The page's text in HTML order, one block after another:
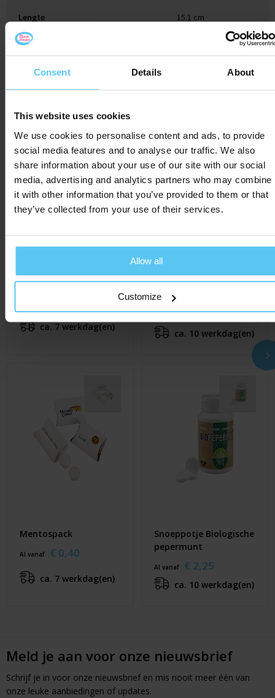
Consent Details About
This website uses cookies
We use cookies to personalise content and ads, to provide
social media features and to analyse our traffic. We also
share information about your use of our site with our social
media, advertising and analytics partners who may combine
it with other information that you’ve provided to them or that
they’ve collected from your use of their services.
Allow all
Customize
Lengte 15.1 cm
Gerelateerde producten
Pepermuntschijfje
ca. 7 werkdag(en)
Snoeppotje met
Mentos
Al vanaf € 1,80
ca. 10 werkdag(en)
Mentospack
Al vanaf € 0,40
ca. 7 werkdag(en)
Snoeppotje Biologische
pepermunt
Al vanaf € 2,25
ca. 10 werkdag(en)
Meld je aan voor onze nieuwsbrief
Schrijf je in voor onze nieuwsbrief en mis nooit meer één van
onze leuke aanbiedingen of updates.